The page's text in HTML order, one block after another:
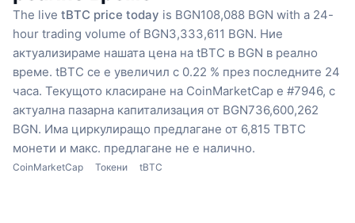
The live tBTC price today is BGN108,088 BGN with a 24-
hour trading volume of BGN3,333,611 BGN. Ние
актуализираме нашата цена на tBTC в BGN в реално
време. tBTC се е увеличил с 0.22 % през последните 24
часа. Текущото класиране на CoinMarketCap е #7946, с
актуална пазарна капитализация от BGN736,600,262
BGN. Има циркулиращо предлагане от 6,815 TBTC
монети и макс. предлагане не е налично.
CoinMarketCap Токени tBTC